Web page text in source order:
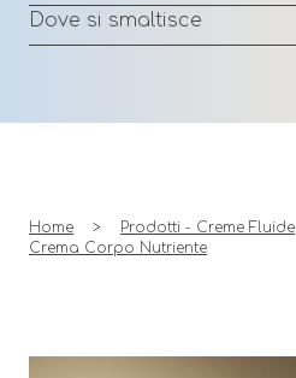
Dove si smaltisce
Home
Prodotti - Creme Fluide
Crema Corpo Nutriente